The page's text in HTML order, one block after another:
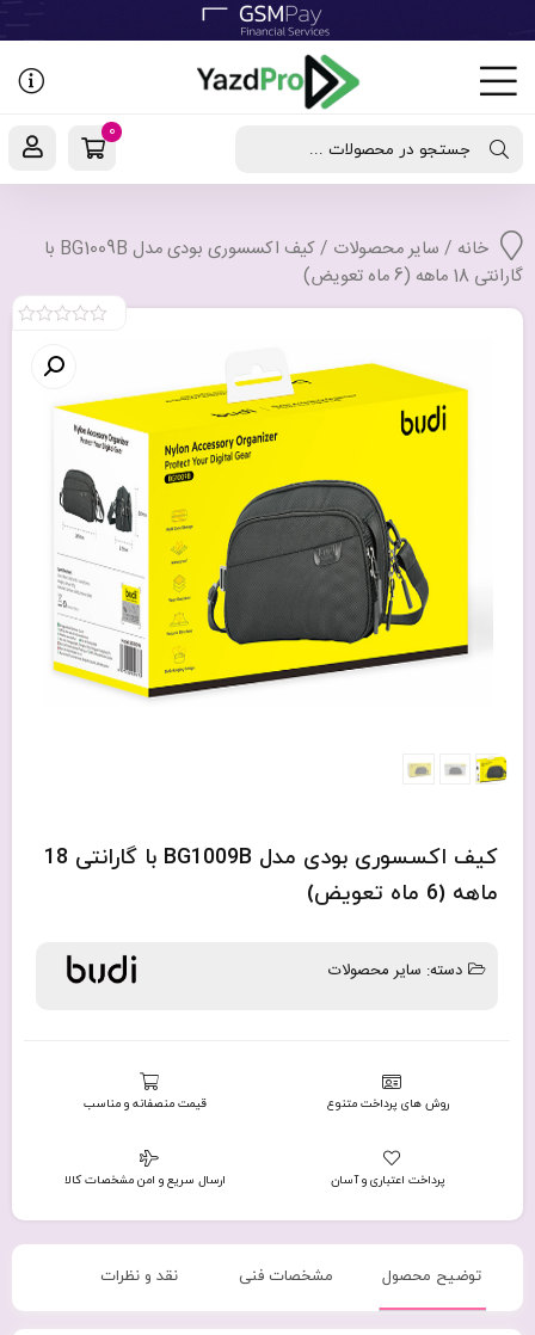
جستجو در محصولات ...
0
خانه / سایر محصولات
/ کیف اکسسوری بودی مدل BG1009B با
گارانتی 18 ماهه (6 ماه تعویض)
کیف اکسسوری بودی مدل BG1009B با گارانتی 18
ماهه (6 ماه تعویض)
دسته: سایر محصولات
روش های پرداخت متنوع قیمت منصفانه و مناسب
پرداخت اعتباری و آسان ارسال سریع و امن مشخصات کالا
توضیح محصول مشخصات فنی نقد و نظرات